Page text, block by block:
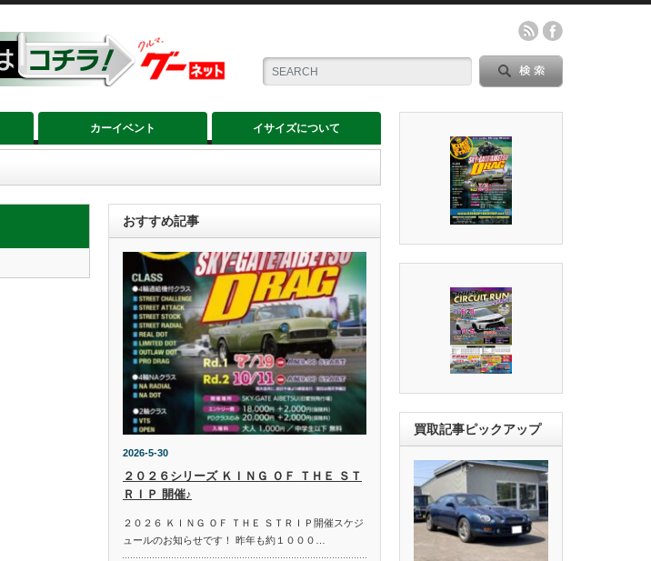
カーイベント イサイズについて
おすすめ記事
2026-5-30
２０２６シリーズ ＫＩＮＧ ＯＦ ＴＨＥ ＳＴ
ＲＩＰ 開催♪
２０２６ ＫＩＮＧ ＯＦ ＴＨＥ ＳＴＲＩＰ開催スケジ
ュールのお知らせです！ 昨年も約１０００…
買取記事ピックアップ